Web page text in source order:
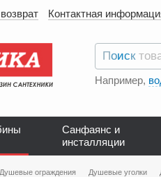
Контактная
Например,
Санфаянс и
инсталляции
Душевые ограждения Душевые уголки